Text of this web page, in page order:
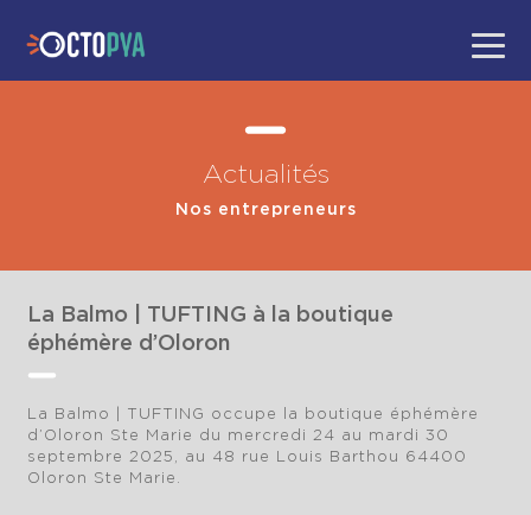
Actualités
Nos entrepreneurs
La Balmo | TUFTING à la boutique
éphémère d’Oloron
La Balmo | TUFTING occupe la boutique éphémère
d’Oloron Ste Marie du mercredi 24 au mardi 30
septembre 2025, au 48 rue Louis Barthou 64400
Oloron Ste Marie.